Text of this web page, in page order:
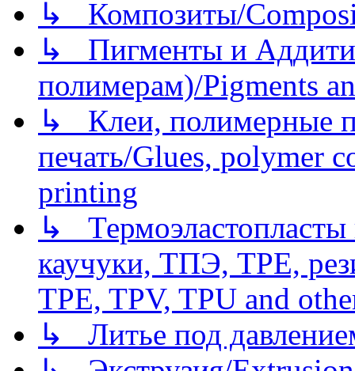
↳ Композиты/
↳ Пигменты и
полимерам)/Pigments
↳ Клеи, полимерные
печать/Glues, polymer
printing
↳
каучуки, ТПЭ, TPE,
TPE, TPV, TPU and
↳ Литье под